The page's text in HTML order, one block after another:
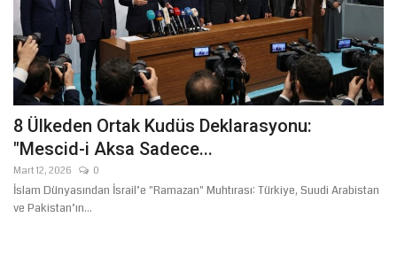
8 Ülkeden Ortak Kudüs Deklarasyonu:
"Mescid-i Aksa Sadece...
Mart 12, 2026 0
İslam Dünyasından İsrail’e "Ramazan" Muhtırası: Türkiye, Suudi Arabistan
ve Pakistan’ın...